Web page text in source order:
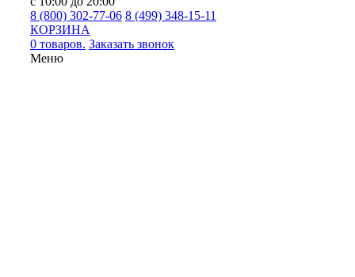
8 (800) 302-77-06 8 (499) 348-15-11
КОРЗИНА
0 товаров. Заказать звонок
Меню